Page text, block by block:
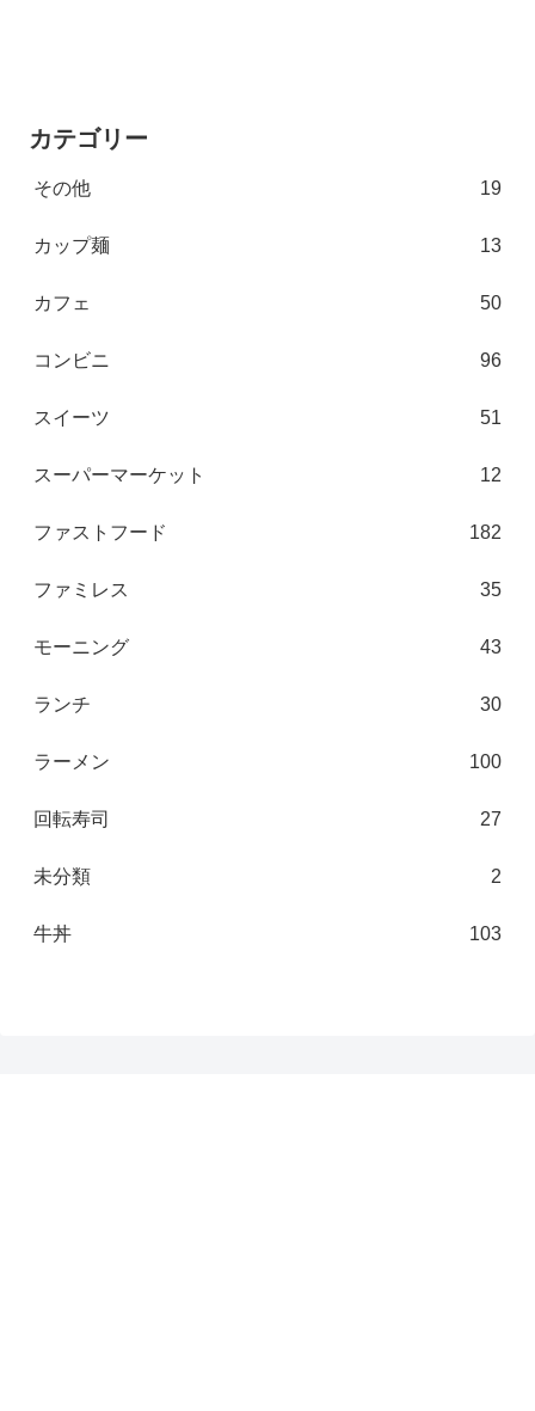
カテゴリー
その他 19
カップ麺 13
カフェ 50
コンビニ 96
スイーツ 51
スーパーマーケット 12
ファストフード 182
ファミレス 35
モーニング 43
ランチ 30
ラーメン 100
回転寿司 27
未分類 2
牛丼 103